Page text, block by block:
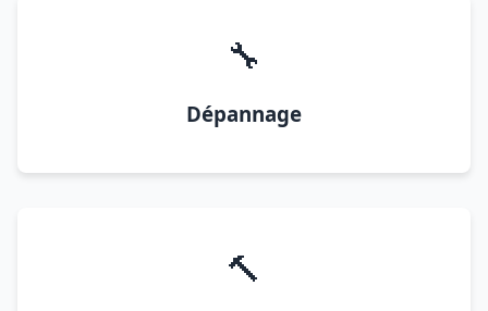
🔧
Dépannage
🔨